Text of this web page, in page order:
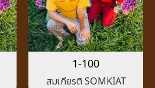
1-100
สมเกียรติ SOMKIAT